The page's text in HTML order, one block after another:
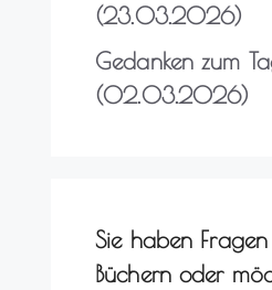
(23.03.2026)
Gedanken zum
(02.03.2026)
Sie haben
Büchern oder